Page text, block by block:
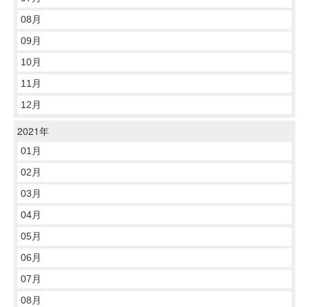
08月
09月
10月
11月
12月
2021年
01月
02月
03月
04月
05月
06月
07月
08月